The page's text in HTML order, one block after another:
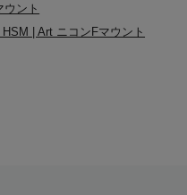
Sonic Motor) 搭載
Motor)搭載により、AF
ント
| Art ニコンFマウント